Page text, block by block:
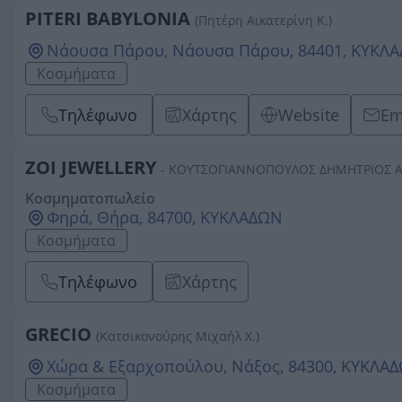
PITERI BABYLONIA (Πητέρη Αικατερίνη Κ.)
Νάουσα Πάρου, Νάουσα Πάρου, 84401,
Κοσμήματα
Τηλέφωνο Χάρτης Website
ZOI JEWELLERY - ΚΟΥΤΣΟΓΙΑΝΝΟΠΟΥΛΟΣ ΔΗΜΗΤΡΙΟΣ
Κοσμηματοπωλείο
Φηρά, Θήρα, 84700, ΚΥΚΛΑΔΩΝ
Κοσμήματα
Τηλέφωνο Χάρτης
GRECIO (Κατσικονούρης Μιχαήλ Χ.)
Χώρα & Εξαρχοπούλου, Νάξος, 84300,
Κοσμήματα